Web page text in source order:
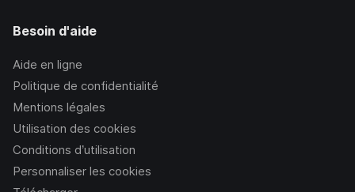
Besoin d'aide
Aide en ligne
Politique de confidentialité
Mentions légales
Utilisation des cookies
Conditions d’utilisation
Personnaliser les cookies